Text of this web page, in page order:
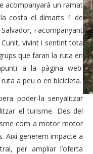
acompanyarà un ramat
costa el dimarts 1 de
i acompanyant
vivint i sentint tota
que faran la ruta en
a la pàgina web:
a peu o en bicicleta.
poder-la senyalitzar
el turisme. Des del
com a motor motor
Així generem impacte a
per ampliar l’oferta